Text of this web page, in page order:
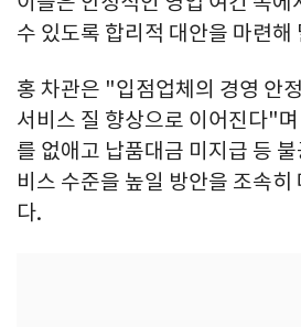
수 있도록 합리적 대안을 마련해
홍 차관은 "입점업체의 경영 안
서비스 질 향상으로 이어진다"
를 없애고 납품대금 미지급 등
비스 수준을 높일 방안을 조속
다.